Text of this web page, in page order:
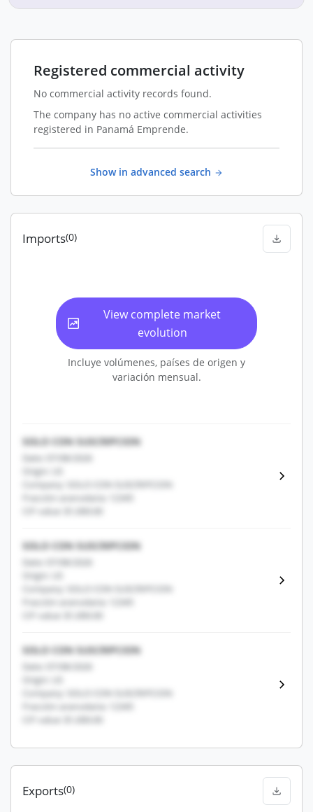
Registered commercial activity
No commercial activity records found.
The company has no active commercial activities
registered in Panamá Emprende.
Show in advanced search
Imports(0)
View complete market
evolution
Incluye volúmenes, países de origen y
variación mensual.
SOLO CON SUSCRIPCION
Date: 07/08/2026
Origin: US
Company: SOLO CON SUSCRIPCION
Fracción arancelaria: 12345
CIF value: $1,000.00
SOLO CON SUSCRIPCION
Date: 07/08/2026
Origin: US
Company: SOLO CON SUSCRIPCION
Fracción arancelaria: 12345
CIF value: $1,000.00
SOLO CON SUSCRIPCION
Date: 07/08/2026
Origin: US
Company: SOLO CON SUSCRIPCION
Fracción arancelaria: 12345
CIF value: $1,000.00
Exports(0)